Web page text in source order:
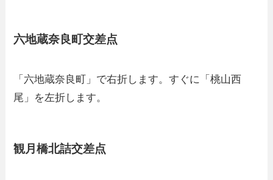
六地蔵奈良町交差点
「六地蔵奈良町」で右折します。すぐに「桃山西
尾」を左折します。
観月橋北詰交差点